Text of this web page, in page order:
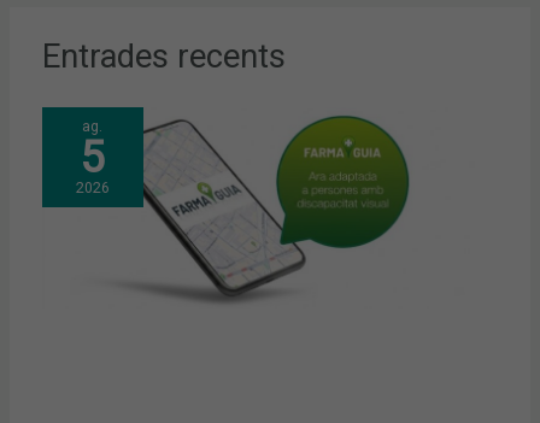
Entrades recents
ag.
5
2026